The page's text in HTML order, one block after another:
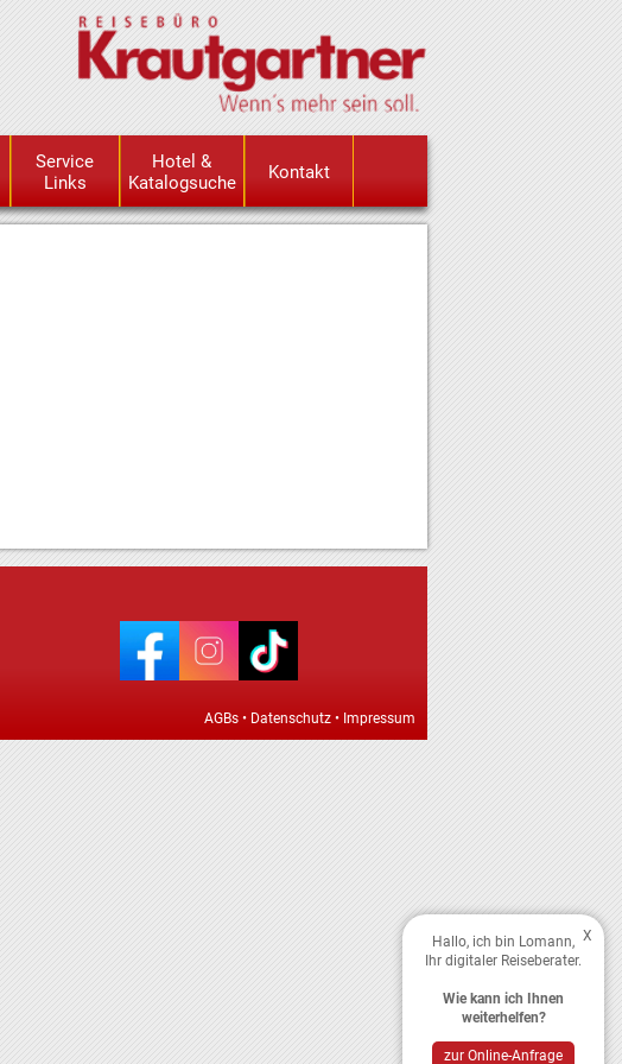
Service
Links
Hotel &
Katalogsuche
Kontakt
AGBs• Datenschutz• Impressum
X
Hallo, ich bin Lomann,
Ihr digitaler Reiseberater.
Wie kann ich Ihnen
weiterhelfen?
zur Online-Anfrage